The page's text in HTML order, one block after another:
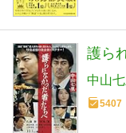
護ら
中山
5407